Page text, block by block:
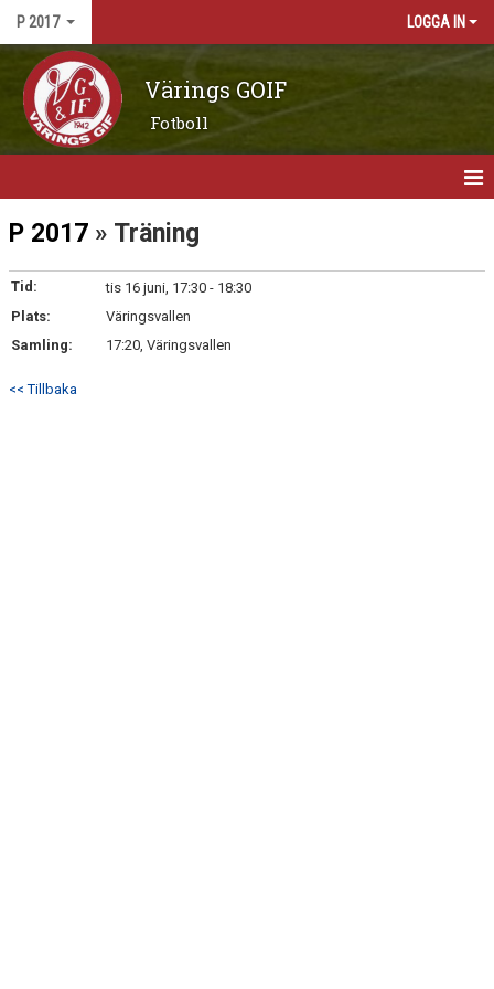
P 2017 LOGGA IN
Värings GOIF
Fotboll
HEM
NYHETER
KALENDER
P 2017 » Träning
Tid:
tis 16 juni, 17:30 - 18:30
Plats:
Väringsvallen
Samling:
17:20, Väringsvallen
<< Tillbaka